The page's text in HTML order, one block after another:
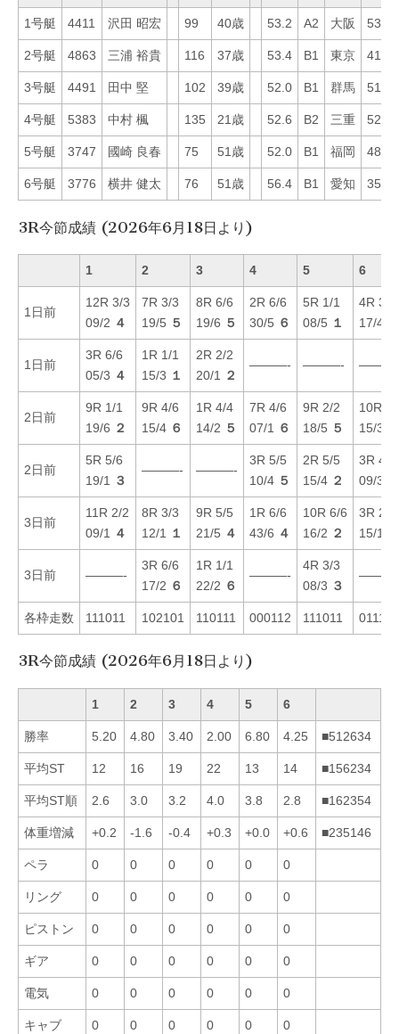
1号艇 4411 沢田 昭宏 99 40歳 53.2 A2 大阪 53
2号艇 4863 三浦 裕貴 116 37歳 53.4 B1 東京 41
3号艇 4491 田中 堅 102 39歳 52.0 B1 群馬 51
4号艇 5383 中村 楓 135 21歳 52.6 B2 三重 52
5号艇 3747 國崎 良春 75 51歳 52.0 B1 福岡 48
6号艇 3776 横井 健太 76 51歳 56.4 B1 愛知 35
3R今節成績 (2026年6月18日より)
1 2 3 4 5 6
1日前
12R 3/3
09/2 ４
7R 3/3
19/5 ５
8R 6/6
19/6 ５
2R 6/6
30/5 ６
5R 1/1
08/5 １
4R 3/3
17/4
1日前
3R 6/6
05/3 ４
1R 1/1
15/3 １
2R 2/2
20/1
２
———- ———-
2日前
9R 1/1
19/6 ２
9R 4/6
15/4 ６
1R 4/4
14/2 ５
7R 4/6
07/1
６
9R 2/2
18/5 ５
10R 5/
15/3
2日前
5R 5/6
19/1
３
———- ———-
3R 5/5
10/4 ５
2R 5/5
15/4 ２
3R 4/4
09/3
3日前
11R 2/2
09/1
４
8R 3/3
12/1
１
9R 5/5
21/5 ４
1R 6/6
43/6 ４
10R 6/6
16/2 ２
3R 2/2
15/1
3日前 ———-
3R 6/6
17/2 ６
1R 1/1
22/2 ６
———-
4R 3/3
08/3 ３
各枠走数 111011 102101 110111 000112 111011 011110
3R今節成績 (2026年6月18日より)
1 2 3 4 5 6
勝率 5.20 4.80 3.40 2.00 6.80 4.25 ■512634
平均ST 12 16 19 22 13 14 ■156234
平均ST順 2.6 3.0 3.2 4.0 3.8 2.8 ■162354
体重増減 +0.2 -1.6 -0.4 +0.3 +0.0 +0.6 ■235146
ペラ 0 0 0 0 0 0
リング 0 0 0 0 0 0
ピストン 0 0 0 0 0 0
ギア 0 0 0 0 0 0
電気 0 0 0 0 0 0
キャブ 0 0 0 0 0 0